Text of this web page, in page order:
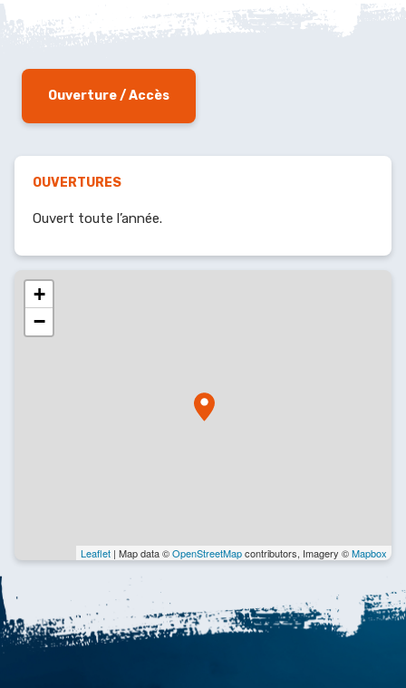
Ouverture / Accès
OUVERTURES
Ouvert toute l’année.
+
−
Leaflet | Map data ©OpenStreetMapcontributors, Imagery ©Mapbox